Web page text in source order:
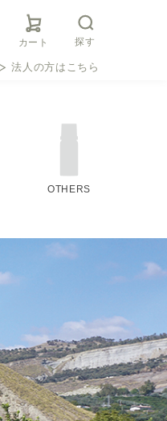
カート 探す
法人の方はこちら
OTHERS